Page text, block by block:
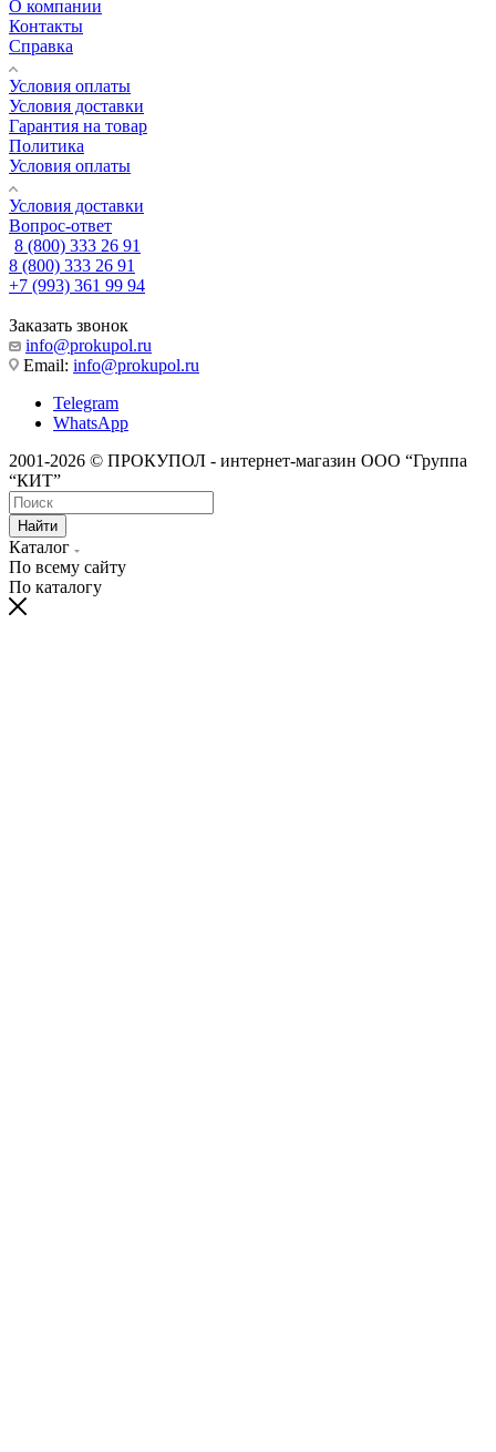
О компании
Контакты
Справка
Условия оплаты
Условия доставки
Гарантия на товар
Политика
Условия оплаты
Условия доставки
Вопрос-ответ
8 (800) 333 26 91
8 (800) 333 26 91
+7 (993) 361 99 94
Заказать звонок
info@prokupol.ru
Email: info@prokupol.ru
Telegram
WhatsApp
2001-2026 © ПРОКУПОЛ - интернет-магазин ООО “Группа
“КИТ”
Найти
Каталог
По всему сайту
По каталогу